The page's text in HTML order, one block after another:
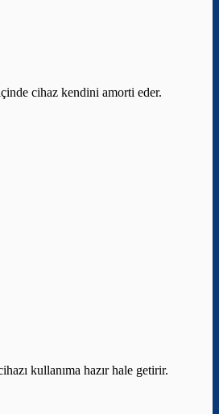
cihaz kendini amorti eder.
kullanıma hazır hale getirir.